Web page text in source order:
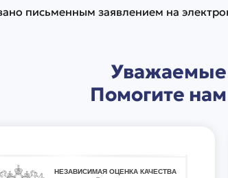
письменным заявлением на
Помогите